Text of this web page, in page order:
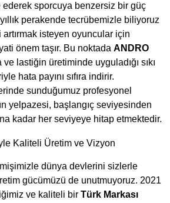
sporcuya benzersiz bir güç
perakende tecrübemizle biliyoruz
isteyen oyuncular için
önem taşır. Bu noktada ANDRO
lastiğin üretiminde uyguladığı sıkı
hata payını sıfıra indirir.
sunduğumuz profesyonel
yelpazesi, başlangıç seviyesinden
kadar her seviyeye hitap etmektedir.
Kaliteli Üretim ve Vizyon
dünya devlerini sizlerle
gücümüzü de unutmuyoruz. 2021
ve kaliteli bir Türk Markası